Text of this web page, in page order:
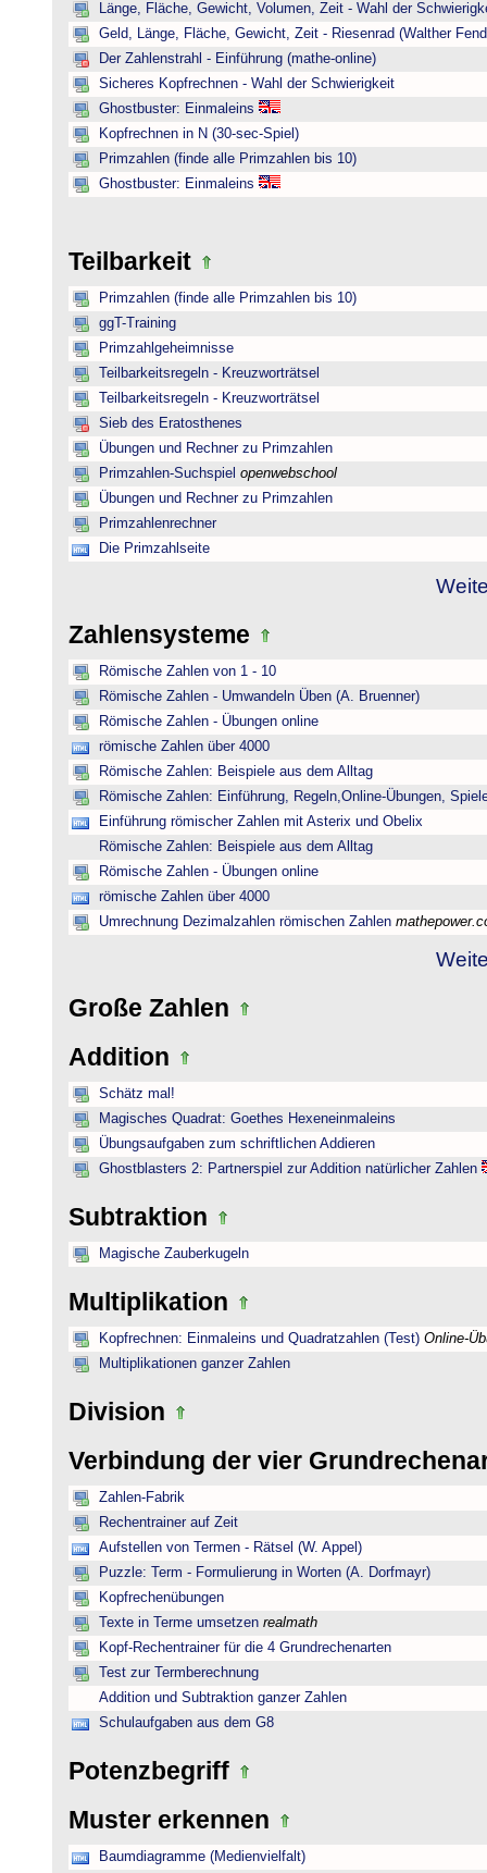
Länge, Fläche, Gewicht, Volumen, Zeit - Wahl der
Geld, Länge, Fläche, Gewicht, Zeit - Riesenrad (Walther
Der Zahlenstrahl - Einführung (mathe-online)
Sicheres Kopfrechnen - Wahl der Schwierigkeit
Ghostbuster: Einmaleins
Kopfrechnen in N (30-sec-Spiel)
Primzahlen (finde alle Primzahlen bis 10)
Ghostbuster: Einmaleins
Teilbarkeit
Primzahlen (finde alle Primzahlen bis 10)
ggT-Training
Primzahlgeheimnisse
Teilbarkeitsregeln - Kreuzworträtsel
Teilbarkeitsregeln - Kreuzworträtsel
Sieb des Eratosthenes
Übungen und Rechner zu Primzahlen
Primzahlen-Suchspiel openwebschool
Übungen und Rechner zu Primzahlen
Primzahlenrechner
Die Primzahlseite
Zahlensysteme
Römische Zahlen von 1 - 10
Römische Zahlen - Umwandeln Üben (A. Bruenner)
Römische Zahlen - Übungen online
römische Zahlen über 4000
Römische Zahlen: Beispiele aus dem Alltag
Römische Zahlen: Einführung, Regeln,Online-Übungen,
Einführung römischer Zahlen mit Asterix und Obelix
Römische Zahlen: Beispiele aus dem Alltag
Römische Zahlen - Übungen online
römische Zahlen über 4000
Umrechnung Dezimalzahlen römischen Zahlen
Große Zahlen
Addition
Schätz mal!
Magisches Quadrat: Goethes Hexeneinmaleins
Übungsaufgaben zum schriftlichen Addieren
Ghostblasters 2: Partnerspiel zur Addition natürlicher Zahlen
Subtraktion
Magische Zauberkugeln
Multiplikation
Kopfrechnen: Einmaleins und Quadratzahlen (Test) Online-
Multiplikationen ganzer Zahlen
Division
Verbindung der vier
Zahlen-Fabrik
Rechentrainer auf Zeit
Aufstellen von Termen - Rätsel (W. Appel)
Puzzle: Term - Formulierung in Worten (A. Dorfmayr)
Kopfrechenübungen
Texte in Terme umsetzen realmath
Kopf-Rechentrainer für die 4 Grundrechenarten
Test zur Termberechnung
Addition und Subtraktion ganzer Zahlen
Schulaufgaben aus dem G8
Potenzbegriff
Muster erkennen
Baumdiagramme (Medienvielfalt)